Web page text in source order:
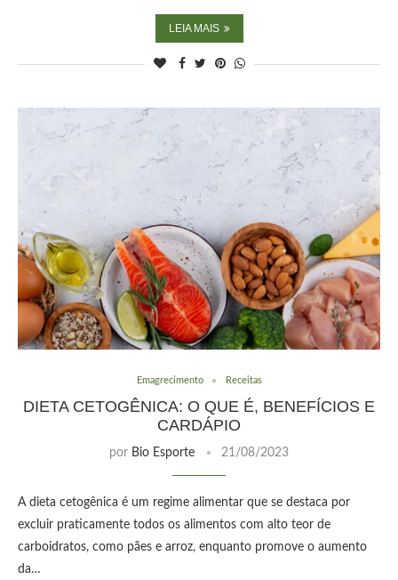
LEIA MAIS
Emagrecimento Receitas
DIETA CETOGÊNICA: O QUE É, BENEFÍCIOS E
CARDÁPIO
por Bio Esporte 21/08/2023
A dieta cetogênica é um regime alimentar que se destaca por
excluir praticamente todos os alimentos com alto teor de
carboidratos, como pães e arroz, enquanto promove o aumento
da…